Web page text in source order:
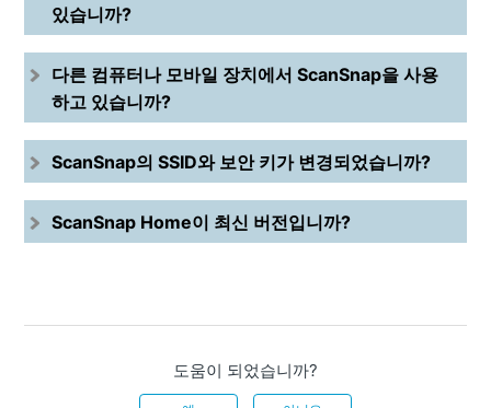
있습니까?
다른 컴퓨터나 모바일 장치에서 ScanSnap을 사용
하고 있습니까?
ScanSnap의 SSID와 보안 키가 변경되었습니까?
ScanSnap Home이 최신 버전입니까?
도움이 되었습니까?